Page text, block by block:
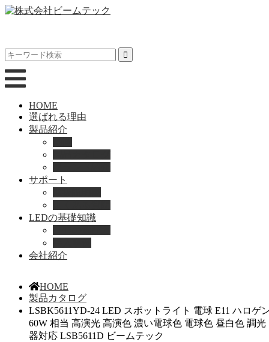
HOME
選ばれる理由
製品紹介
サポート
LEDの基礎知識
会社紹介
HOME
製品カタログ
LSBK5611YD-24 LED スポットライト 電球 E11 ハロゲ
60W 相当 高演光 高演色 濃い電球色 電球色 昼白色 調光
器対応 LSB5611D ビームテック